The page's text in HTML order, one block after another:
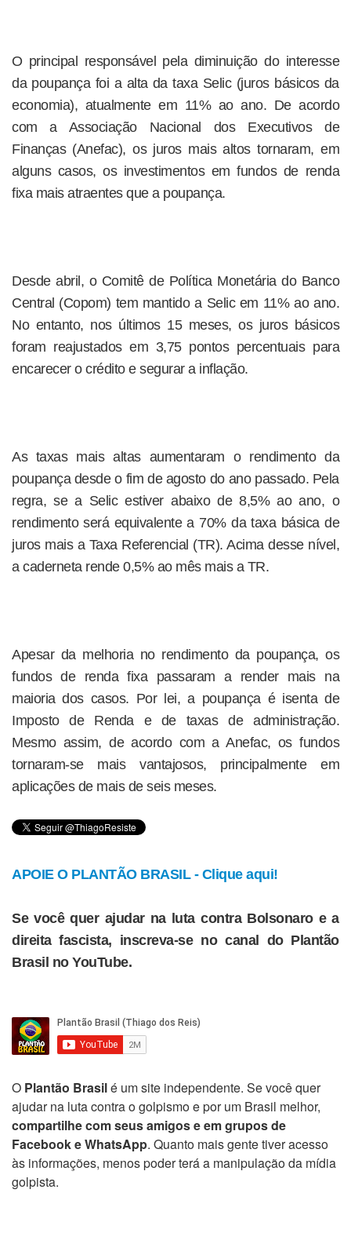
O principal responsável pela diminuição do interesse
da poupança foi a alta da taxa Selic (juros básicos da
economia), atualmente em 11% ao ano. De acordo
com a Associação Nacional dos Executivos de
Finanças (Anefac), os juros mais altos tornaram, em
alguns casos, os investimentos em fundos de renda
fixa mais atraentes que a poupança.
Desde abril, o Comitê de Política Monetária do Banco
Central (Copom) tem mantido a Selic em 11% ao ano.
No entanto, nos últimos 15 meses, os juros básicos
foram reajustados em 3,75 pontos percentuais para
encarecer o crédito e segurar a inflação.
As taxas mais altas aumentaram o rendimento da
poupança desde o fim de agosto do ano passado. Pela
regra, se a Selic estiver abaixo de 8,5% ao ano, o
rendimento será equivalente a 70% da taxa básica de
juros mais a Taxa Referencial (TR). Acima desse nível,
a caderneta rende 0,5% ao mês mais a TR.
Apesar da melhoria no rendimento da poupança, os
fundos de renda fixa passaram a render mais na
maioria dos casos. Por lei, a poupança é isenta de
Imposto de Renda e de taxas de administração.
Mesmo assim, de acordo com a Anefac, os fundos
tornaram-se mais vantajosos, principalmente em
aplicações de mais de seis meses.
APOIE O PLANTÃO BRASIL - Clique aqui!
Se você quer ajudar na luta contra Bolsonaro e a
direita fascista, inscreva-se no canal do Plantão
Brasil no YouTube.
O Plantão Brasilé um site independente. Se você quer
ajudar na luta contra o golpismo e por um Brasil melhor,
compartilhe com seus amigos e em grupos de
Facebook e WhatsApp. Quanto mais gente tiver acesso
às informações, menos poder terá a manipulação da mídia
golpista.